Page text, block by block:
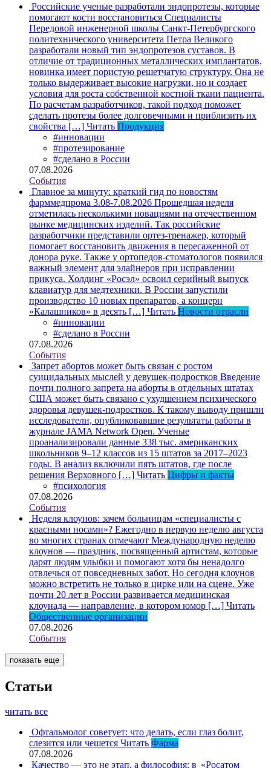
Российские ученые разработали эндопротезы, которые
помогают кости восстановиться Специалисты
Передовой инженерной школы Санкт-Петербургского
политехнического университета Петра Великого
разработали новый тип эндопротезов суставов. В
отличие от традиционных металлических имплантатов,
новинка имеет пористую решетчатую структуру. Она не
только выдерживает высокие нагрузки, но и создает
условия для роста собственной костной ткани пациента.
По расчетам разработчиков, такой подход поможет
сделать протезы более долговечными и приблизить их
свойства […] Читать Продукция
#инновации
#протезирование
#сделано в России
07.08.2026
События
Главное за минуту: краткий гид по новостям
фарммедпрома 3.08-7.08.2026 Прошедшая неделя
отметилась несколькими новациями на отечественном
рынке медицинских изделий. Так российские
разработчики представили ортез-тренажер, который
помогает восстановить движения в пересаженной от
донора руке. Также у ортопедов-стоматологов появился
важный элемент для элайнеров при исправлении
прикуса. Холдинг «Росэл» освоил серийный выпуск
клавиатур для медтехники. В России запустили
производство 10 новых препаратов, а концерн
«Калашников» в десять […] Читать Новости отрасли
#инновации
#сделано в России
07.08.2026
События
Запрет абортов может быть связан с ростом
суицидальных мыслей у девушек-подростков Введение
почти полного запрета на аборты в отдельных штатах
США может быть связано с ухудшением психического
здоровья девушек-подростков. К такому выводу пришли
исследователи, опубликовавшие результаты работы в
журнале JAMA Network Open. Ученые
проанализировали данные 338 тыс. американских
школьников 9–12 классов из 15 штатов за 2017–2023
годы. В анализ включили пять штатов, где после
решения Верховного […] Читать Цифры и факты
#психология
07.08.2026
События
Неделя клоунов: зачем больницам «специалисты с
красными носами»? Ежегодно в первую неделю августа
во многих странах отмечают Международную неделю
клоунов — праздник, посвященный артистам, которые
дарят людям улыбки и помогают хотя бы ненадолго
отвлечься от повседневных забот. Но сегодня клоунов
можно встретить не только в цирке или на сцене. Уже
почти 20 лет в России развивается медицинская
клоунада — направление, в котором юмор […] Читать
Общественные организации
07.08.2026
События
показать еще
Статьи
читать все
Офтальмолог советует: что делать, если глаз болит,
слезится или чешется Читать Фарма
07.08.2026
Качество — это не этап, а философия: в «Росатом